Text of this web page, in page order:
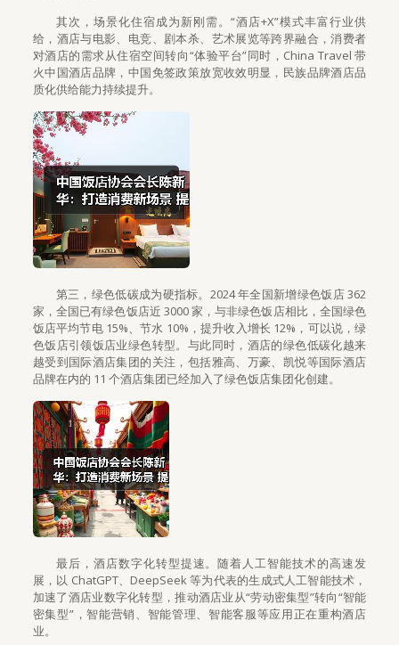
其次，场景化住宿成为新刚需。“酒店+X”模式丰富行业供
给，酒店与电影、电竞、剧本杀、艺术展览等跨界融合，消费者
对酒店的需求从住宿空间转向“体验平台”同时，China Travel 带
火中国酒店品牌，中国免签政策放宽收效明显，民族品牌酒店品
质化供给能力持续提升。
第三，绿色低碳成为硬指标。2024 年全国新增绿色饭店 362
家，全国已有绿色饭店近 3000 家，与非绿色饭店相比，全国绿色
饭店平均节电 15%、节水 10%，提升收入增长 12%，可以说，绿
色饭店引领饭店业绿色转型。与此同时，酒店的绿色低碳化越来
越受到国际酒店集团的关注，包括雅高、万豪、凯悦等国际酒店
品牌在内的 11 个酒店集团已经加入了绿色饭店集团化创建。
最后，酒店数字化转型提速。随着人工智能技术的高速发
展，以 ChatGPT、DeepSeek 等为代表的生成式人工智能技术，
加速了酒店业数字化转型，推动酒店业从“劳动密集型”转向“智能
密集型”，智能营销、智能管理、智能客服等应用正在重构酒店
业。